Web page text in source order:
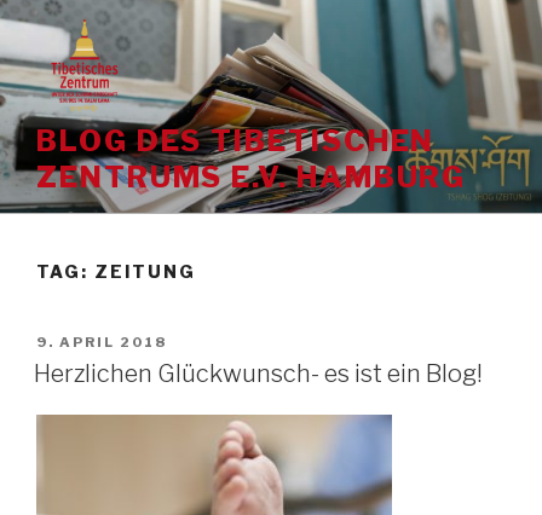
Skip
content
BLOG DES TIBETISCHEN
ZENTRUMS E.V. HAMBURG
TAG: ZEITUNG
POSTED
ON
9. APRIL 2018
Herzlichen Glückwunsch- es ist ein Blog!